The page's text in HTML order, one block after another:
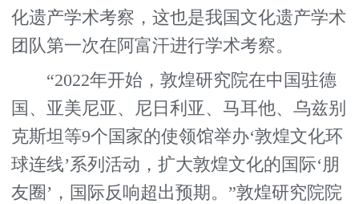
化遗产学术考察，这也是我国文化遗产学术
团队第一次在阿富汗进行学术考察。
“2022年开始，敦煌研究院在中国驻德
国、亚美尼亚、尼日利亚、马耳他、乌兹别
克斯坦等9个国家的使领馆举办‘敦煌文化环
球连线’系列活动，扩大敦煌文化的国际‘朋
友圈’，国际反响超出预期。”敦煌研究院院